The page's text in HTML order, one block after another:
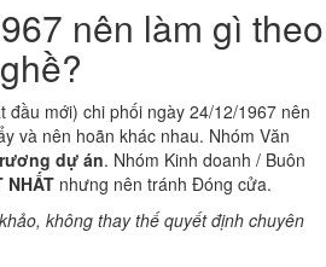
nên làm gì theo
đầu mới) chi phối ngày 24/12/1967 nên
và nên hoãn khác nhau. Nhóm Văn
dự án. Nhóm Kinh doanh / Buôn
nhưng nên tránh Đóng cửa.
không thay thế quyết định chuyên